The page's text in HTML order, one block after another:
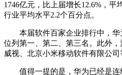
1746亿元，比上届增长12.6%，平
行业平均水平2.2个百分点。
本届软件百家企业排行中，华
位列第一、第二、第三名。此外
威视、北京小米移动软件有限公司
值得一提的是，华为已经是连